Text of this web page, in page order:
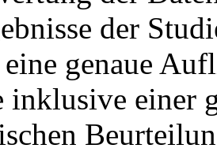
der
genaue
inklusive einer